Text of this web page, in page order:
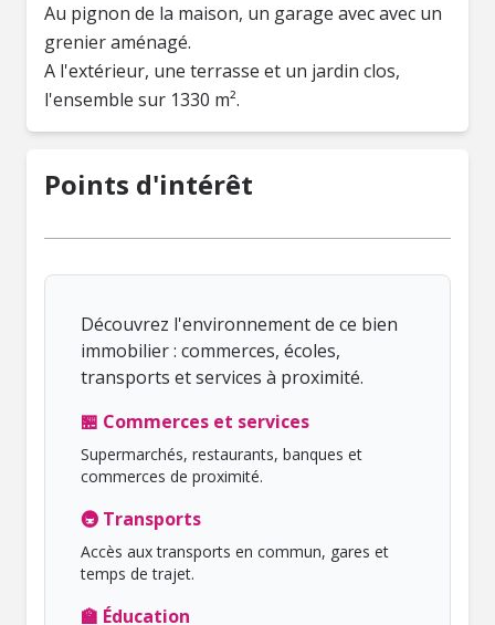
Au pignon de la maison, un garage avec avec un
grenier aménagé.
A l'extérieur, une terrasse et un jardin clos,
l'ensemble sur 1330 m².
Points d'intérêt
Découvrez l'environnement de ce bien
immobilier : commerces, écoles,
transports et services à proximité.
🏪 Commerces et services
Supermarchés, restaurants, banques et
commerces de proximité.
🚇 Transports
Accès aux transports en commun, gares et
temps de trajet.
🏫 Éducation